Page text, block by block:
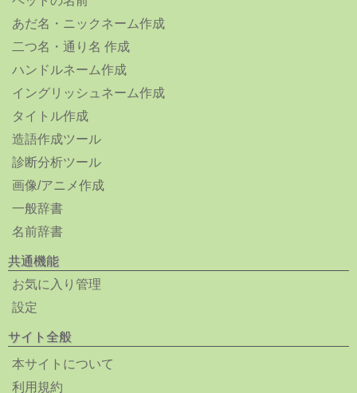
あだ名・ニックネーム作成
二つ名・通り名 作成
ハンドルネーム作成
イングリッシュネーム作成
タイトル作成
造語作成ツール
診断分析ツール
画像/アニメ作成
一般辞書
名前辞書
共通機能
お気に入り管理
設定
サイト全般
本サイトについて
利用規約